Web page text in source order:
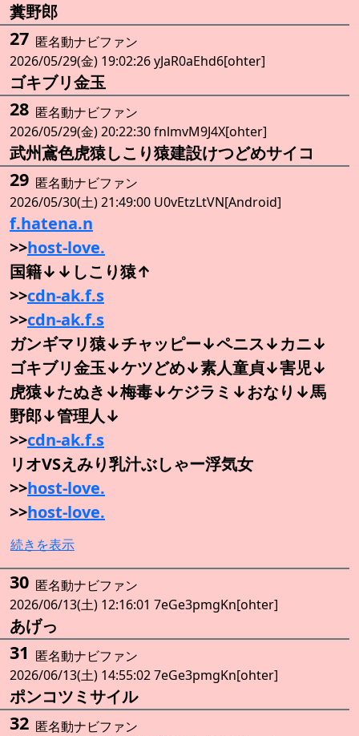
糞野郎
27 匿名動ナビファン
2026/05/29(金) 19:02:26 yJaR0aEhd6[ohter]
ゴキブリ金玉
28 匿名動ナビファン
2026/05/29(金) 20:22:30 fnlmvM9J4X[ohter]
武州鳶色虎猿しこり猿建設けつどめサイコ
29 匿名動ナビファン
2026/05/30(土) 21:49:00 U0vEtzLtVN[Android]
f.hatena.n
>>host-love.
国籍↓↓しこり猿↑
>>cdn-ak.f.s
>>cdn-ak.f.s
ガンギマリ猿↓チャッピー↓ペニス↓カニ↓
ゴキブリ金玉↓ケツどめ↓素人童貞↓害児↓
虎猿↓たぬき↓梅毒↓ケジラミ↓おなり↓馬
野郎↓管理人↓
>>cdn-ak.f.s
リオVSえみり乳汁ぶしゃー浮気女
>>host-love.
>>host-love.
続きを表示
30 匿名動ナビファン
2026/06/13(土) 12:16:01 7eGe3pmgKn[ohter]
あげっ
31 匿名動ナビファン
2026/06/13(土) 14:55:02 7eGe3pmgKn[ohter]
ポンコツミサイル
32 匿名動ナビファン